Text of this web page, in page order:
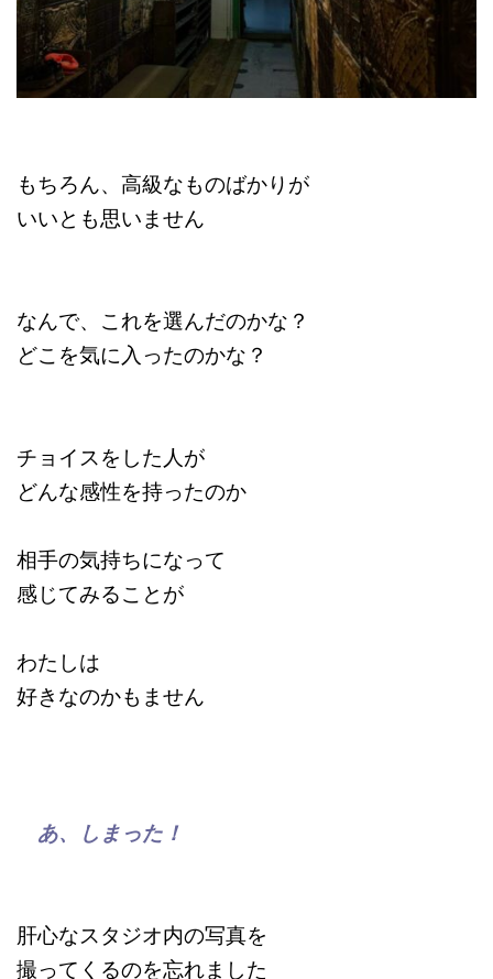
もちろん、高級なものばかりが
いいとも思いません
なんで、これを選んだのかな？
どこを気に入ったのかな？
チョイスをした人が
どんな感性を持ったのか
相手の気持ちになって
感じてみることが
わたしは
好きなのかもません
あ、しまった！
肝心なスタジオ内の写真を
撮ってくるのを忘れました